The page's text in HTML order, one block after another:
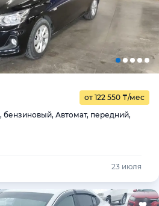
от 122 550 ₸/мес
бензиновый, Автомат, передний,
23 июля